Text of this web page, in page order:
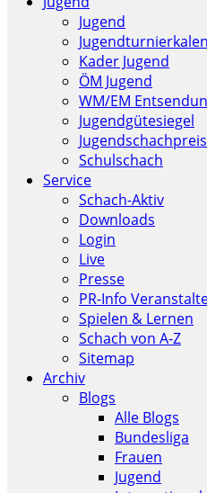
Jugend
Kader Jugend
ÖM Jugend
WM/EM
Jugendgütesiegel
Jugendschachpreis
Schulschach
Service
Schach-Aktiv
Downloads
Login
Live
Presse
PR-Info
Spielen & Lernen
Schach von A-Z
Sitemap
Archiv
Blogs
Alle Blogs
Bundesliga
Frauen
Jugend